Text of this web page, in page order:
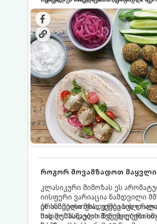
სალათებთან ერთად ან ტახინის
სოუსთან მირთმევისთვის.
იდეალურად შეინარჩუნოს და
დრო: 10–15 წუთი ულუფა:
(4–6 პორცია)
როგორ მოვამზადოთ
კლასიკური მიმოზას ეს
იისფერი ვარიაცია ნამდვილი
ბრანჩებისთვის, უქმეების
სადღესასწაულო
ეს სასმელი მზადდება სულ
მის მომზადებას მინიმალური